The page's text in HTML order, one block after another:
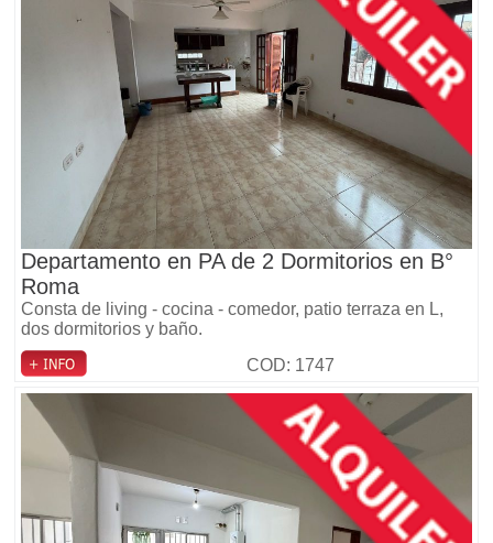
Departamento en PA de 2 Dormitorios en B°
Roma
Consta de living - cocina - comedor, patio terraza en L,
dos dormitorios y baño.
COD: 1747